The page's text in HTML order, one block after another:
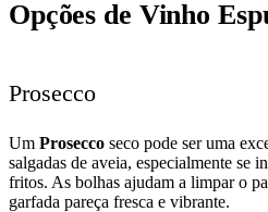
Opções de Vinho
Prosecco
Um Prosecco seco pode ser uma
salgadas de aveia, especialmente se
fritos. As bolhas ajudam a limpar o
garfada pareça fresca e vibrante.